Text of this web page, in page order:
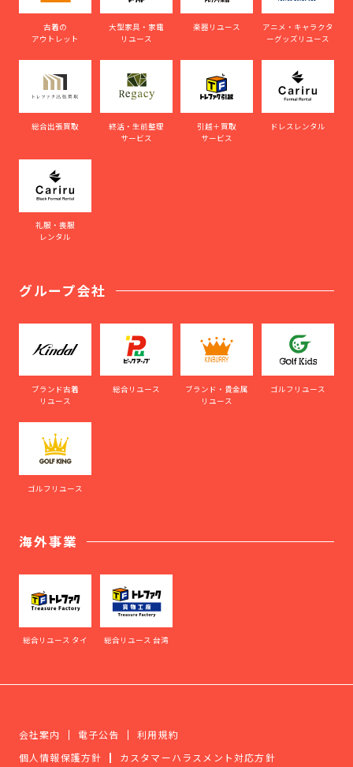
古着の
アウトレット
大型家具・家電
リユース
楽器リユース
アニメ・キャラクタ
ーグッズリユース
総合出張買取
終活・生前整理
サービス
引越＋買取
サービス
ドレスレンタル
礼服・喪服
レンタル
グループ会社
ブランド古着
リユース
総合リユース
ブランド・貴金属
リユース
ゴルフリユース
ゴルフリユース
海外事業
総合リユース タイ 総合リユース 台湾
会社案内 電子公告
利用規約
個人情報保護方針
カスタマーハラスメント対応方針